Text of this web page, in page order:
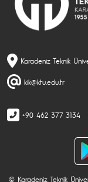
Karadeniz Teknik
kik@ktu.edu.tr
+90 462 377 3134
© Karadeniz Teknik